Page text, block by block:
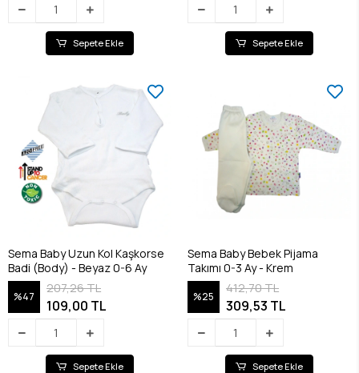
Sepete Ekle Sepete Ekle
Sema Baby Uzun Kol Kaşkorse
Badi (Body) - Beyaz 0-6 Ay
%47
207,26 TL
109,00 TL
Sepete Ekle
Sema Baby Bebek Pijama
Takımı 0-3 Ay - Krem
%25
412,70 TL
309,53 TL
Sepete Ekle